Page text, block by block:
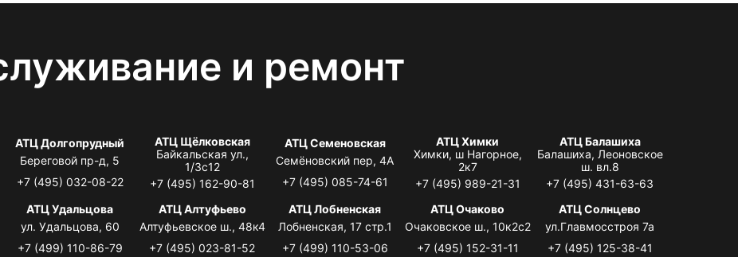
и ремонт
АТЦ Долгопрудный
Береговой пр-д, 5
+7 (495) 032-08-22
АТЦ Щёлковская
Байкальская ул.,
1/3с12
+7 (495) 162-90-81
АТЦ Семеновская
Семёновский пер, 4А
+7 (495) 085-74-61
АТЦ Химки
Химки, ш Нагорное,
2к7
+7 (495) 989-21-31
АТЦ Балашиха
Балашиха, Леоновское
ш. вл.8
+7 (495) 431-63-63
АТЦ Удальцова
ул. Удальцова, 60
+7 (499) 110-86-79
АТЦ Алтуфьево
Алтуфьевское ш., 48к4
+7 (495) 023-81-52
АТЦ Лобненская
Лобненская, 17 стр.1
+7 (499) 110-53-06
АТЦ Очаково
Очаковское ш., 10к2с2
+7 (495) 152-31-11
АТЦ Солнцево
ул.Главмосстроя 7а
+7 (495) 125-38-41